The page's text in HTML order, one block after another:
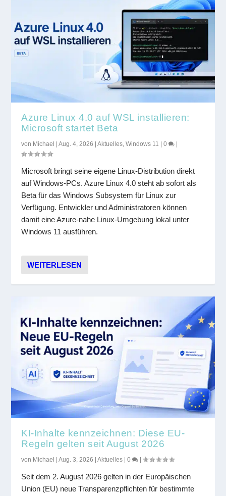
Azure Linux 4.0 auf WSL installieren:
Microsoft startet Beta
von Michael |Aug. 4, 2026 |Aktuelles ,Windows 11 |0 |
Microsoft bringt seine eigene Linux-Distribution direkt
auf Windows-PCs. Azure Linux 4.0 steht ab sofort als
Beta für das Windows Subsystem für Linux zur
Verfügung. Entwickler und Administratoren können
damit eine Azure-nahe Linux-Umgebung lokal unter
Windows 11 ausführen.
WEITERLESEN
KI-Inhalte kennzeichnen: Diese EU-
Regeln gelten seit August 2026
von Michael |Aug. 3, 2026 |Aktuelles |0 |
Seit dem 2. August 2026 gelten in der Europäischen
Union (EU) neue Transparenzpflichten für bestimmte